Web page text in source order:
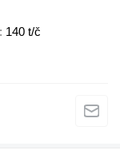
140 t/č